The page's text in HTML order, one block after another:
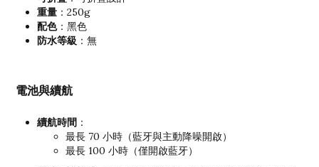
重量 ：250g
配色：黑色
防水等級 ：無
電池與續航
續航時間 ：
最長 70 小時（藍牙與主動降噪開啟）
最長 100 小時（僅開啟藍牙）